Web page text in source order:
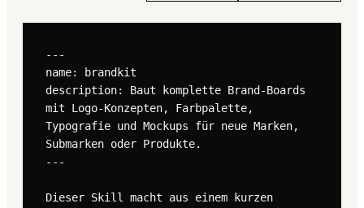
---
name: brandkit
description: Baut komplette Brand-Boards
mit Logo-Konzepten, Farbpalette,
Typografie und Mockups für neue Marken,
Submarken oder Produkte.
---
Dieser Skill macht aus einem kurzen